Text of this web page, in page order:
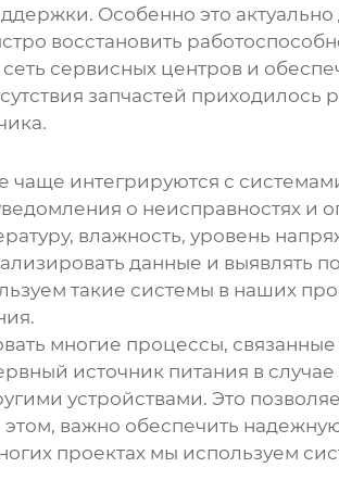
Особенно это актуально
восстановить
сервисных центров и
запчастей приходилось
чаще интегрируются с
о неисправностях и
влажность, уровень
данные и выявлять
такие системы в наших
многие процессы,
источник питания в
устройствами. Это
важно обеспечить
проектах мы используем